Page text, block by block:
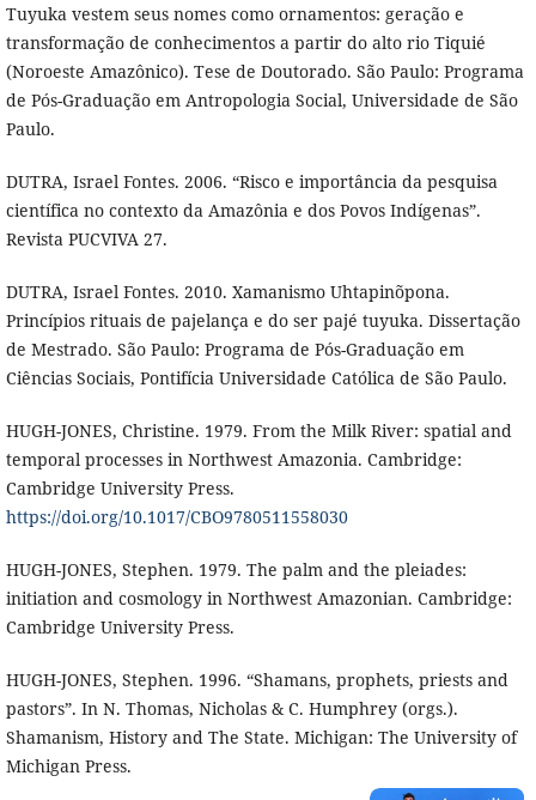
Tuyuka vestem seus nomes como ornamentos: geração e
transformação de conhecimentos a partir do alto rio Tiquié
(Noroeste Amazônico). Tese de Doutorado. São Paulo: Programa
de Pós-Graduação em Antropologia Social, Universidade de São
Paulo.
DUTRA, Israel Fontes. 2006. “Risco e importância da pesquisa
científica no contexto da Amazônia e dos Povos Indígenas”.
Revista PUCVIVA 27.
DUTRA, Israel Fontes. 2010. Xamanismo Uhtapinõpona.
Princípios rituais de pajelança e do ser pajé tuyuka. Dissertação
de Mestrado. São Paulo: Programa de Pós-Graduação em
Ciências Sociais, Pontifícia Universidade Católica de São Paulo.
HUGH-JONES, Christine. 1979. From the Milk River: spatial and
temporal processes in Northwest Amazonia. Cambridge:
Cambridge University Press.
https://doi.org/10.1017/CBO9780511558030
HUGH-JONES, Stephen. 1979. The palm and the pleiades:
initiation and cosmology in Northwest Amazonian. Cambridge:
Cambridge University Press.
HUGH-JONES, Stephen. 1996. “Shamans, prophets, priests and
pastors”. In N. Thomas, Nicholas & C. Humphrey (orgs.).
Shamanism, History and The State. Michigan: The University of
Michigan Press.